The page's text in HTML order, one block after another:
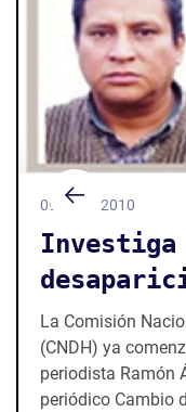
09 / 04 / 2010
Investiga
La Comisión
(CNDH) ya
periodista Ramón
periódico Cambio